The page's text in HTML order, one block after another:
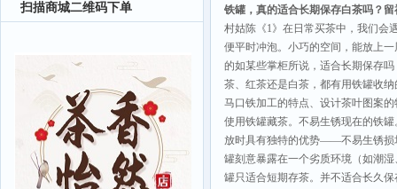
扫描商城二维码下单
铁罐，真的适合长期保存白茶吗？
村姑陈《1》在日常买茶中，我们会
便平时冲泡。小巧的空间，能放上
的如某些掌柜所说，适合长期保存
茶、红茶还是白茶，都有用铁罐收
马口铁加工的特点、设计茶叶图案
使用铁罐藏茶。不易生锈现在的铁
放时具有独特的优势——不易生锈损
罐刻意暴露在一个劣质环境（如潮
罐只适合短期存茶。并不适合长久